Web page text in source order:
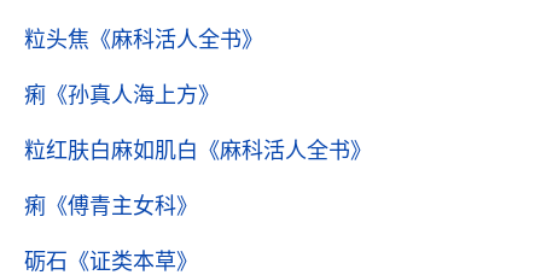
粒头焦 《麻科活人全书》
痢 《孙真人海上方》
粒红肤白麻如肌白 《麻科活人全书》
痢 《傅青主女科》
砺石 《证类本草》